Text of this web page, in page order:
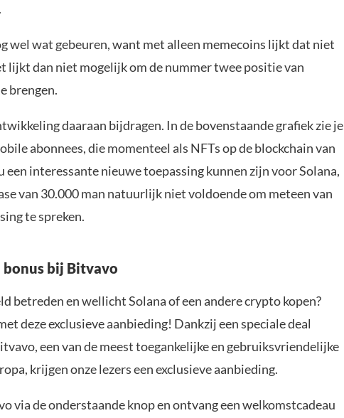
wel wat gebeuren, want met alleen memecoins lijkt dat niet
lijkt dan niet mogelijk om de nummer twee positie van
brengen.
daaraan bijdragen. In de bovenstaande grafiek zie je
abonnees, die momenteel als NFTs op de blockchain van
een interessante nieuwe toepassing kunnen zijn voor Solana,
van 30.000 man natuurlijk niet voldoende om meteen van
te spreken.
bonus bij Bitvavo
betreden en wellicht Solana of een andere crypto kopen?
deze exclusieve aanbieding! Dankzij een speciale deal
een van de meest toegankelijke en gebruiksvriendelijke
krijgen onze lezers een exclusieve aanbieding.
via de onderstaande knop en ontvang een welkomstcadeau